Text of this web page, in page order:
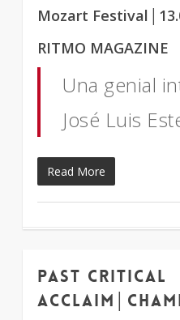
Mozart
RITMO MAGAZINE
Una genial
José Luis
Read More
Past critical
1